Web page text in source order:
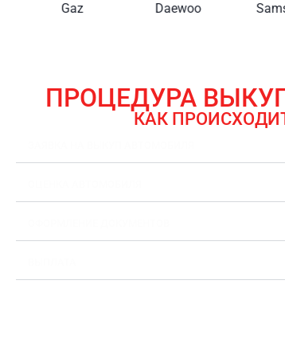
Gaz Daewoo
ПРОЦЕДУРА
КАК